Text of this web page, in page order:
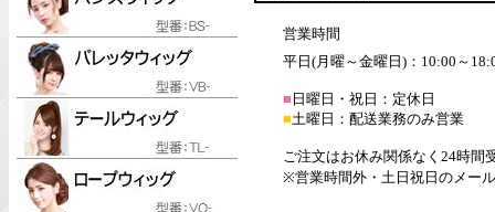
営業時間
平日(月曜～金曜日)：10:00～
■ 日曜日・祝日：定休日
■土曜日：配送業務のみ営業
ご注文はお休み関係なく24時間
※営業時間外・土日祝日のメー